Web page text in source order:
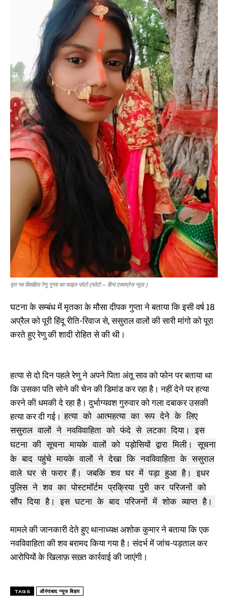
मृत नव विवाहिता रेणु गुप्ता का फाइल फोटो (फोटो – हिन्द एक्सप्रेस न्यूज़ )
घटना के सम्बंध में मृतका के मौसा दीपक गुप्ता ने बताया कि इसी वर्ष 18
अप्रैल को पूरी हिंदू रीति-रिवाज से, ससुराल वालों की सारी मांगो को पूरा
करते हुए रेणु की शादी रोहित से की थी।
हत्या से दो दिन पहले रेणु ने अपने पिता अंतू साव को फोन पर बताया था
कि उसका पति सोने की चेन की डिमांड कर रहा है। नहीं देने पर हत्या
करने की धमकी दे रहा है। दुर्भाग्यवश गुरुवार को गला दबाकर उसकी
हत्या कर दी गई। हत्या को आत्महत्या का रूप देने के लिए
ससुराल वालों ने नवविवाहिता को फंदे से लटका दिया। इस
घटना की सूचना मायके वालों को पड़ोसियों द्वारा मिली। सूचना
के बाद पहुंचे मायके वालों ने देखा कि नवविवाहिता के ससुराल
वाले घर से फरार हैं। जबकि शव घर में पड़ा हुआ है। इधर
पुलिस ने शव का पोस्टमॉर्टम प्रक्रिया पुरी कर परिजनों को
सौंप दिया है। इस घटना के बाद परिजनों में शोक व्याप्त है।
मामले की जानकारी देते हुए थानाध्यक्ष अशोक कुमार ने बताया कि एक
नवविवाहिता की शव बरामद किया गया है। संदर्भ में जांच-पड़ताल कर
आरोपियों के खिलाफ़ सख़्त कार्रवाई की जाएंगी।
TAGS औरंगाबाद न्यूज बिहार